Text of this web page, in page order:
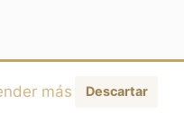
más Descartar